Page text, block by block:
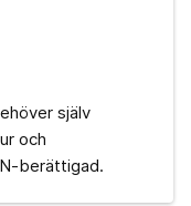
själv
och
berättigad.